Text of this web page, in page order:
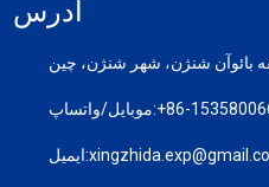
آدرس
بائوآن شنژن، شهر شنژن، چین
موبایل/واتساپ:‎+86-
ایمیل: